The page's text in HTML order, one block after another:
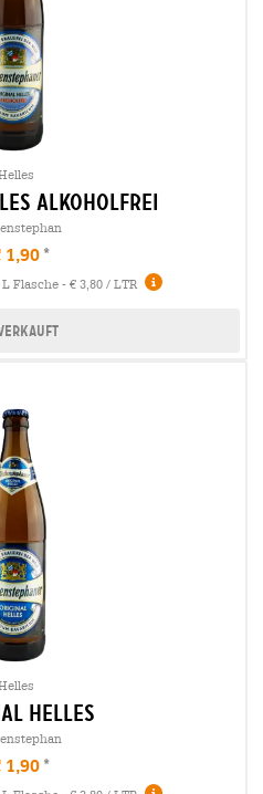
alkoholfrei
1,90
L Flasche - € 3,80 / LTR
Helles
1,90